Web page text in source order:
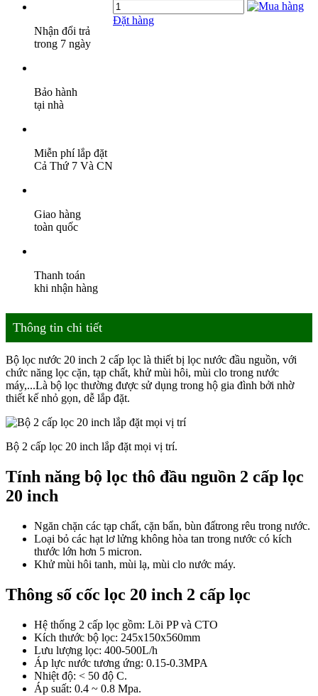
Nhận đổi trả
trong 7 ngày
Bảo hành
tại nhà
Miễn phí lắp đặt
Cả Thứ 7 Và CN
Giao hàng
toàn quốc
Thanh toán
khi nhận hàng
Đặt hàng
Thông tin chi tiết
Bộ lọc nước 20 inch 2 cấp lọc là thiết bị lọc nước đầu nguồn, với
chức năng lọc cặn, tạp chất, khử mùi hôi, mùi clo trong nước
máy,...Là bộ lọc thường được sử dụng trong hộ gia đình bởi nhờ
thiết kế nhỏ gọn, dễ lắp đặt.
Bộ 2 cấp lọc 20 inch lắp đặt mọi vị trí.
Tính năng bộ lọc thô đầu nguồn 2 cấp lọc
20 inch
Ngăn chặn các tạp chất, cặn bẩn, bùn đấtrong rêu trong nước.
Loại bỏ các hạt lơ lửng không hòa tan trong nước có kích
thước lớn hơn 5 micron.
Khử mùi hôi tanh, mùi lạ, mùi clo nước máy.
Thông số cốc lọc 20 inch 2 cấp lọc
Hệ thống 2 cấp lọc gồm: Lõi PP và CTO
Kích thước bộ lọc: 245x150x560mm
Lưu lượng lọc: 400-500L/h
Áp lực nước tương ứng: 0.15-0.3MPA
Nhiệt độ: < 50 độ C.
Áp suất: 0.4 ~ 0.8 Mpa.